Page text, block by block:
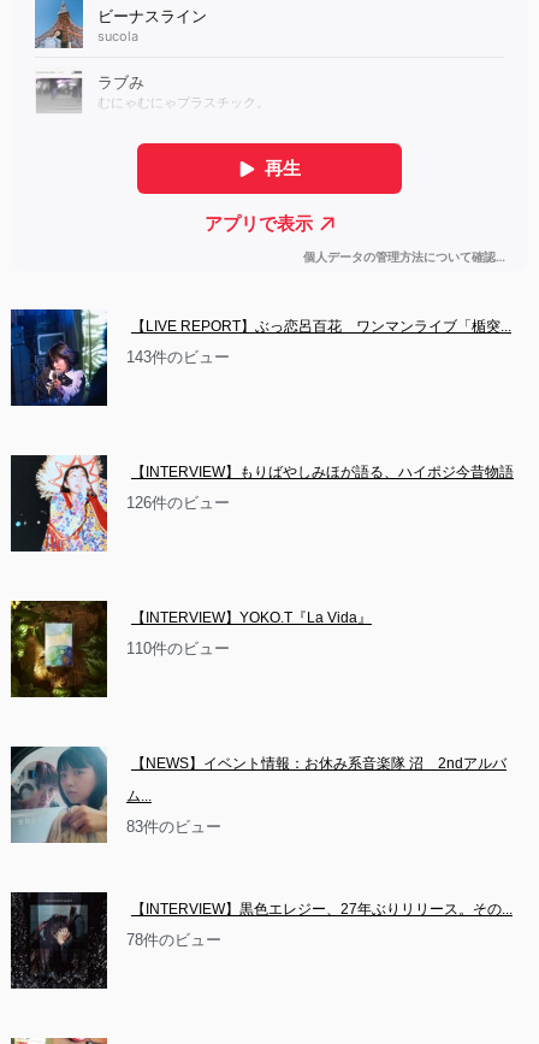
【LIVE REPORT】ぶっ恋呂百花　ワンマンライブ「楯突...
143件のビュー
【INTERVIEW】もりばやしみほが語る、ハイポジ今昔物語
126件のビュー
【INTERVIEW】YOKO.T『La Vida』
110件のビュー
【NEWS】イベント情報：お休み系音楽隊 沼　2ndアルバ
ム...
83件のビュー
【INTERVIEW】黒色エレジー、27年ぶりリリース。その...
78件のビュー